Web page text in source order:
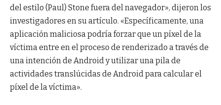
del estilo (Paul) Stone fuera del navegador», dijeron los
investigadores en su artículo. «Específicamente, una
aplicación maliciosa podría forzar que un píxel de la
víctima entre en el proceso de renderizado a través de
una intención de Android y utilizar una pila de
actividades translúcidas de Android para calcular el
píxel de la víctima».